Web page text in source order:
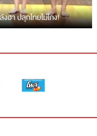
ฮา ปลุกไทยไม่โกง!